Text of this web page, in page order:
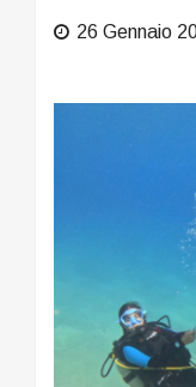
26 Gennaio